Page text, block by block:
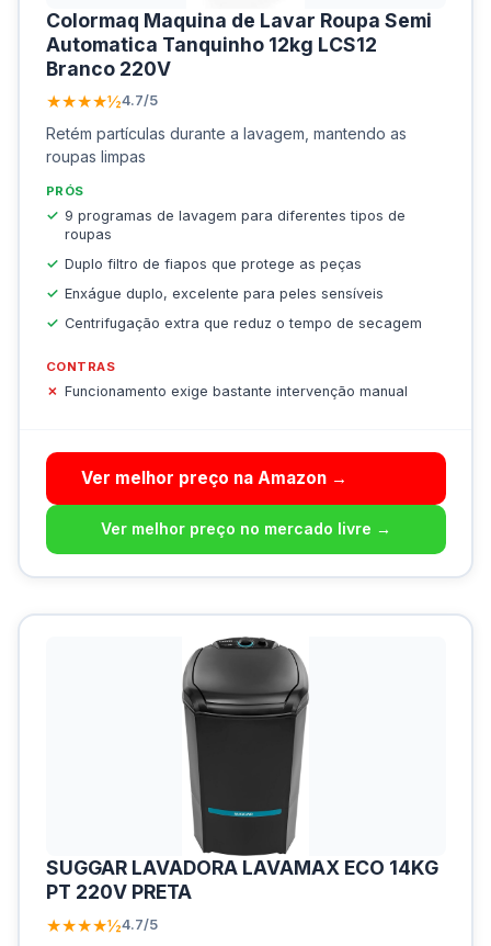
Colormaq Maquina de Lavar Roupa Semi
Automatica Tanquinho 12kg LCS12
Branco 220V
★★★★½4.7/5
Retém partículas durante a lavagem, mantendo as
roupas limpas
PRÓS
9 programas de lavagem para diferentes tipos de
roupas
Duplo filtro de fiapos que protege as peças
Enxágue duplo, excelente para peles sensíveis
Centrifugação extra que reduz o tempo de secagem
CONTRAS
Funcionamento exige bastante intervenção manual
Ver melhor preço na Amazon →
Ver melhor preço no mercado livre →
SUGGAR LAVADORA LAVAMAX ECO 14KG
PT 220V PRETA
★★★★½4.7/5